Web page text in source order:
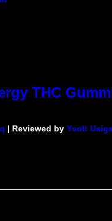
THC
| Reviewed by Ysolt